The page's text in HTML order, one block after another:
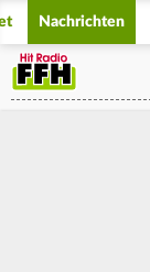
Nachrichten